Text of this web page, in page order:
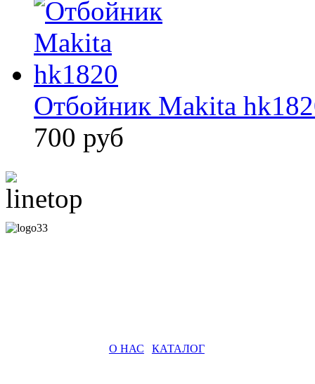
Отбойник Makita
700 руб
О НАС КАТАЛОГ